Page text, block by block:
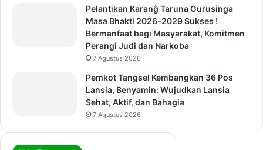
Pelantikan Karanĝ Taruna Gurusinga
Masa Bhakti 2026-2029 Sukses !
Bermanfaat bagi Masyarakat, Komitmen
Perangi Judi dan Narkoba
7 Agustus 2026
Pemkot Tangsel Kembangkan 36 Pos
Lansia, Benyamin: Wujudkan Lansia
Sehat, Aktif, dan Bahagia
7 Agustus 2026